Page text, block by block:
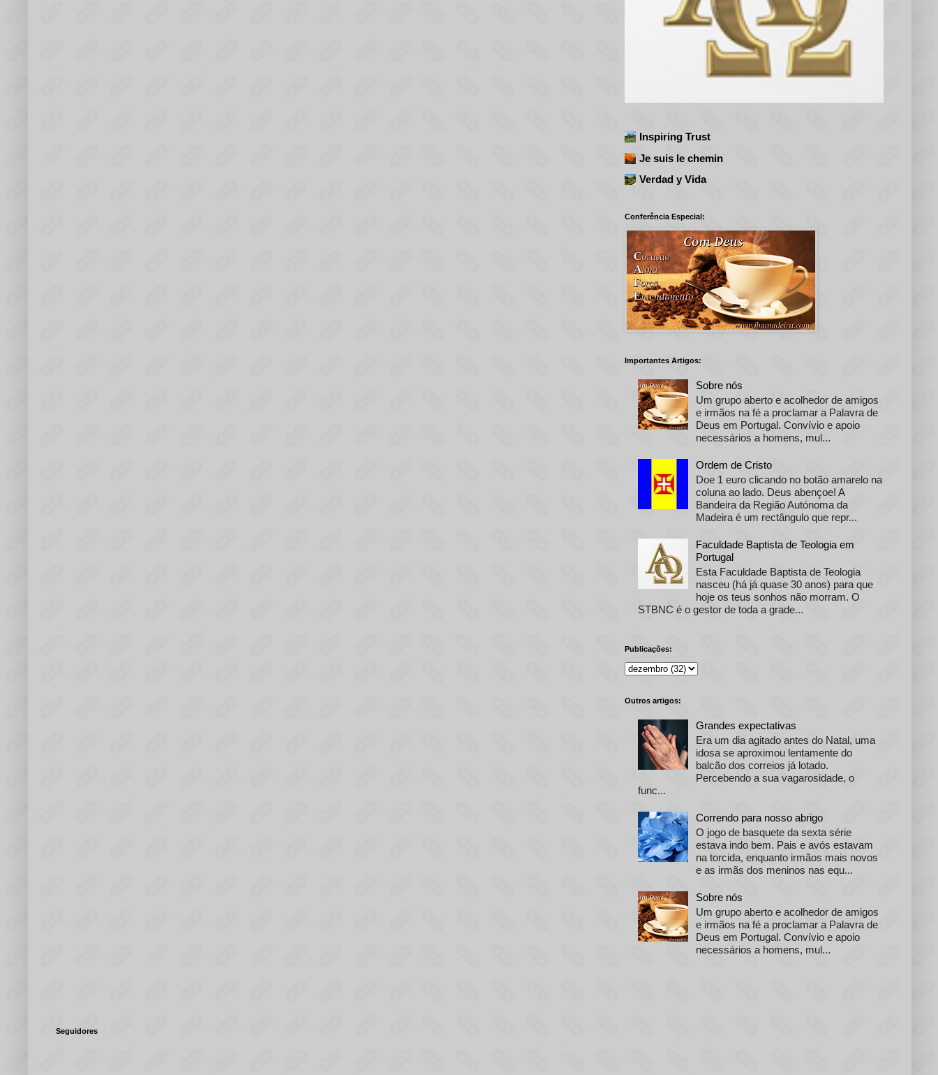
Inspiring Trust
Je suis le chemin
Verdad y Vida
Conferência Especial:
Importantes Artigos:
Sobre nós
Um grupo aberto e acolhedor de amigos
e irmãos na fé a proclamar a Palavra de
Deus em Portugal. Convívio e apoio
necessários a homens, mul...
Ordem de Cristo
Doe 1 euro clicando no botão amarelo na
coluna ao lado. Deus abençoe! A
Bandeira da Região Autónoma da
Madeira é um rectângulo que repr...
Faculdade Baptista de Teologia em
Portugal
Esta Faculdade Baptista de Teologia
nasceu (há já quase 30 anos) para que
hoje os teus sonhos não morram. O
STBNC é o gestor de toda a grade...
Publicações:
Outros artigos:
Grandes expectativas
Era um dia agitado antes do Natal, uma
idosa se aproximou lentamente do
balcão dos correios já lotado.
Percebendo a sua vagarosidade, o
func...
Correndo para nosso abrigo
O jogo de basquete da sexta série
estava indo bem. Pais e avós estavam
na torcida, enquanto irmãos mais novos
e as irmãs dos meninos nas equ...
Sobre nós
Um grupo aberto e acolhedor de amigos
e irmãos na fé a proclamar a Palavra de
Deus em Portugal. Convívio e apoio
necessários a homens, mul...
Seguidores